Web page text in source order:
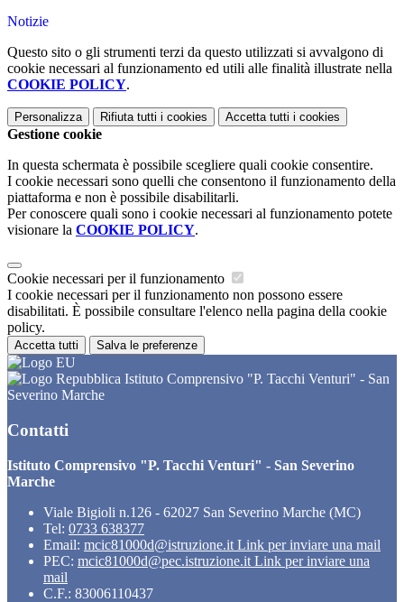
Notizie
Questo sito o gli strumenti terzi da questo utilizzati si avvalgono di
cookie necessari al funzionamento ed utili alle finalità illustrate nella
COOKIE POLICY.
Personalizza Rifiuta tutti i cookies Accetta tutti i cookies
Gestione cookie
In questa schermata è possibile scegliere quali cookie consentire.
I cookie necessari sono quelli che consentono il funzionamento della
piattaforma e non è possibile disabilitarli.
Per conoscere quali sono i cookie necessari al funzionamento potete
visionare la COOKIE POLICY.
Cookie necessari per il funzionamento
I cookie necessari per il funzionamento non possono essere
disabilitati. È possibile consultare l'elenco nella pagina della cookie
policy.
Accetta tutti Salva le preferenze
Istituto Comprensivo "P. Tacchi Venturi" - San
Severino Marche
Contatti
Istituto Comprensivo "P. Tacchi Venturi" - San Severino
Marche
Viale Bigioli n.126 - 62027 San Severino Marche (MC)
Tel: 0733 638377
Email: mcic81000d@istruzione.it Link per inviare una mail
PEC: mcic81000d@pec.istruzione.it Link per inviare una
mail
C.F.: 83006110437